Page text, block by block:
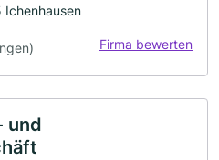
Firma bewerten
und